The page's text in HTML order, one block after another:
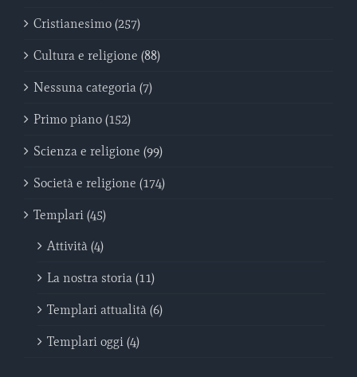
Cristianesimo (257)
Cultura e religione (88)
Nessuna categoria (7)
Primo piano (152)
Scienza e religione (99)
Società e religione (174)
Templari (45)
Attività (4)
La nostra storia (11)
Templari attualità (6)
Templari oggi (4)